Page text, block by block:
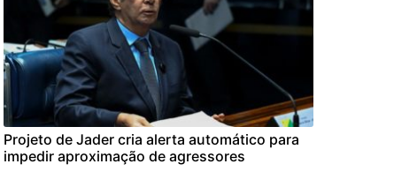
Projeto de Jader cria alerta automático para
impedir aproximação de agressores